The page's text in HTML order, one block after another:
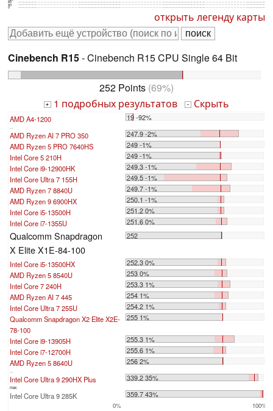
0
40
80
открыть легенду карты
Cinebench R15- Cinebench R15 CPU Single 64 Bit
252 Points (69%)
+ 1 подробных результатов - Скрыть
AMD A4-1200 19 -92%
...
AMD Ryzen AI 7 PRO 350
247.9 -2%
AMD Ryzen 5 PRO 7640HS
249 -1%
Intel Core 5 210H
249 -1%
Intel Core i9-12900HK
249.3 -1%
Intel Core Ultra 7 155H
249.5 -1%
AMD Ryzen 7 8840U
249.7 -1%
AMD Ryzen 9 6900HX
250.1 -1%
Intel Core i5-13500H
251.2 0%
Intel Core i7-1355U
251.6 0%
Qualcomm Snapdragon
X Elite X1E-84-100
252
Intel Core i5-13500HX
252.3 0%
AMD Ryzen 5 8540U
253 0%
Intel Core 7 240H
253.3 1%
AMD Ryzen AI 7 445
254 1%
Intel Core Ultra 7 255U
254.2 1%
Qualcomm Snapdragon X2 Elite X2E-
78-100
255 1%
Intel Core i9-13905H
255.3 1%
Intel Core i7-12700H
255.6 1%
AMD Ryzen 5 8640U
256 2%
...
Intel Core Ultra 9 290HX Plus 339.2 35%
max:
Intel Core Ultra 9 285K 359.7 43%
0% 100%